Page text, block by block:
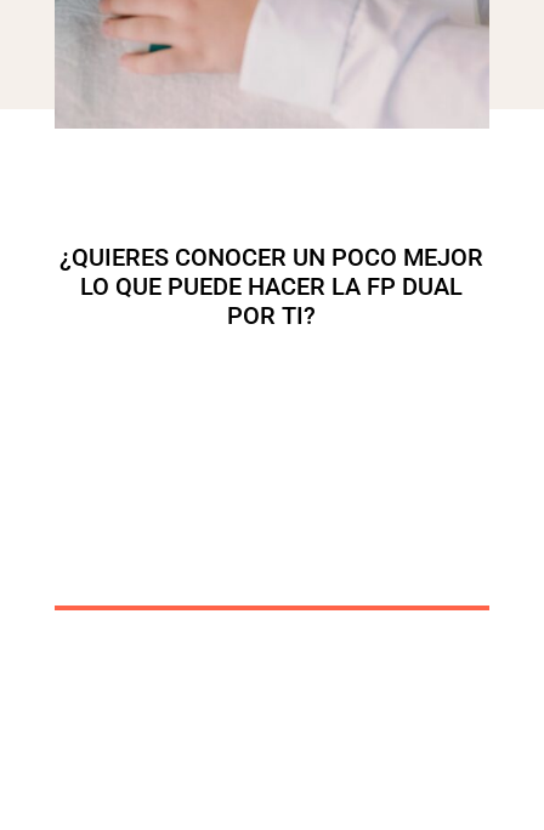
¿QUIERES CONOCER UN POCO MEJOR
LO QUE PUEDE HACER LA FP DUAL
POR TI?